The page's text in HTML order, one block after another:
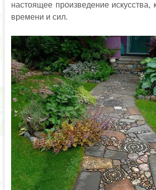
настоящее произведение искусства,
времени и сил.